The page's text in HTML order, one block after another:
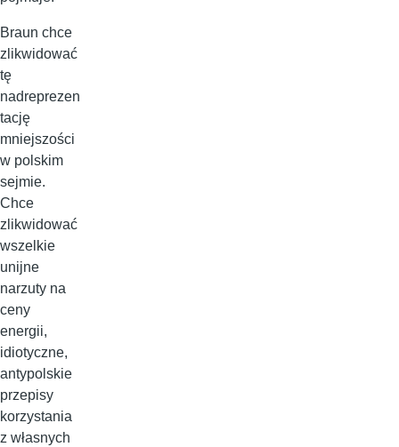
Braun chce
zlikwidować
tę
nadreprezen
tację
mniejszości
w polskim
sejmie.
Chce
zlikwidować
wszelkie
unijne
narzuty na
ceny
energii,
idiotyczne,
antypolskie
przepisy
korzystania
z własnych